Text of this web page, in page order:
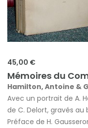
45,00 €
Mémoires du
Hamilton, Antoine &
Avec un portrait de A.
de C. Delort, gravés au
Préface de H.